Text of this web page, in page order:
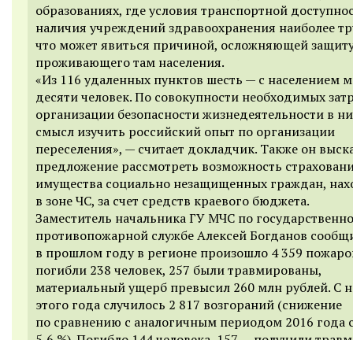
образованиях, где условия транспортной
наличия учреждений здравоохранения наиболее
что может явиться причиной, осложняющей
проживающего там населения.
«Из 116 удаленных пунктов шесть — с населением
десяти человек. По совокупности необходимых
организации безопасности жизнедеятельности в
смысл изучить российский опыт по организации
переселения», — считает докладчик. Также он
предложение рассмотреть возможность
имущества социально незащищенных граждан,
в зоне ЧС, за счет средств краевого бюджета.
Заместитель начальника ГУ МЧС по
противопожарной службе Алексей Богданов
в прошлом году в регионе произошло 4 359
погибли 238 человек, 257 были травмированы,
материальный ущерб превысил 260 млн рублей. С
этого года случилось 2 817 возгораний (снижение
по сравнению с аналогичным периодом 2016 года